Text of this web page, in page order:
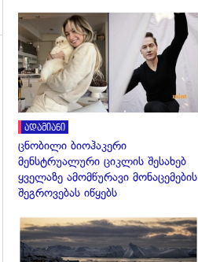
ადამიანი
ცნობილი ბიოჰაკერი
მენსტრუალური ციკლის შესახებ
ყველაზე ამომწურავი მონაცემების
შეგროვებას იწყებს